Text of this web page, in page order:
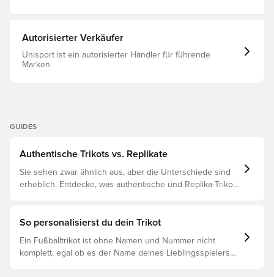
Autorisierter Verkäufer
Unisport ist ein autorisierter Händler für führende
Marken
GUIDES
Authentische Trikots vs. Replikate
Sie sehen zwar ähnlich aus, aber die Unterschiede sind
erheblich. Entdecke, was authentische und Replika-Trikots
So personalisierst du dein Trikot
Ein Fußballtrikot ist ohne Namen und Nummer nicht
komplett, egal ob es der Name deines Lieblingsspielers